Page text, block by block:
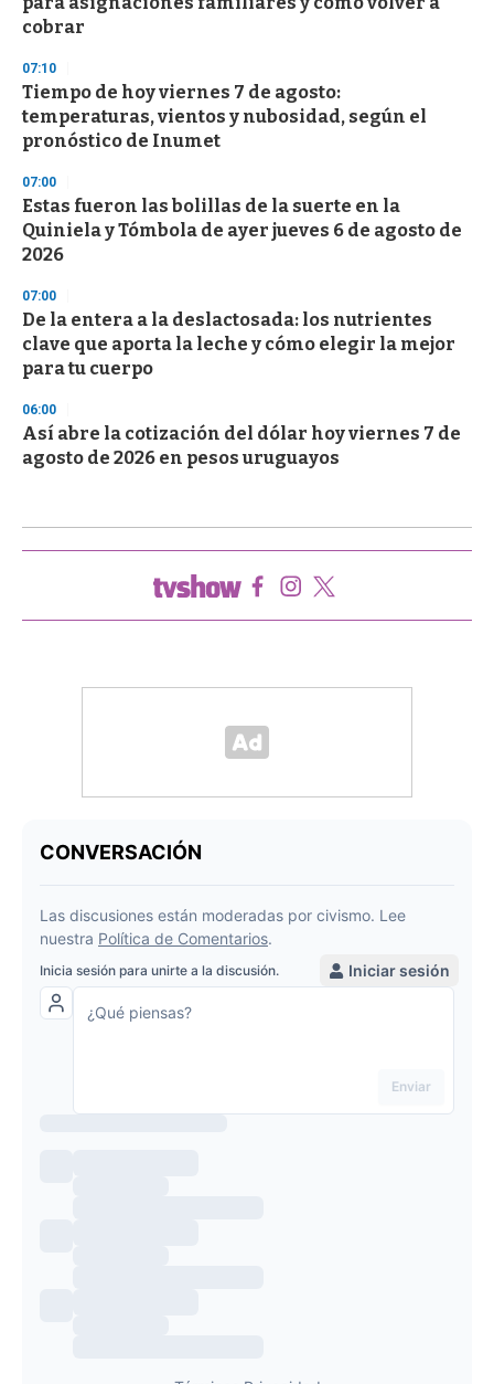
cobrar
07:10
Tiempo de hoy viernes 7 de agosto:
temperaturas, vientos y nubosidad, según el
pronóstico de Inumet
07:00
Estas fueron las bolillas de la suerte en la
Quiniela y Tómbola de ayer jueves 6 de agosto de
2026
07:00
De la entera a la deslactosada: los nutrientes
clave que aporta la leche y cómo elegir la mejor
para tu cuerpo
06:00
Así abre la cotización del dólar hoy viernes 7 de
agosto de 2026 en pesos uruguayos